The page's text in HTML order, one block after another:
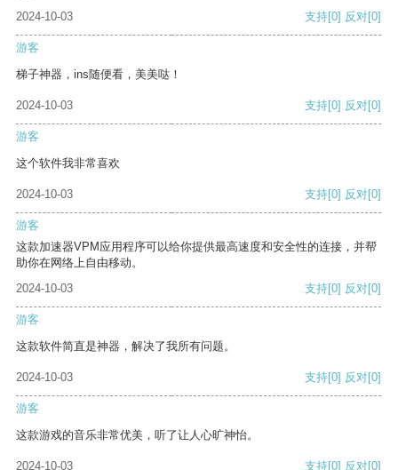
2024-10-03
支持[0] 反对[0]
游客
梯子神器，ins随便看，美美哒！
2024-10-03 支持[0] 反对[0]
游客
这个软件我非常喜欢
2024-10-03 支持[0] 反对[0]
游客
这款加速器VPM应用程序可以给你提供最高速度和安全性的连接，并帮
助你在网络上自由移动。
2024-10-03
支持[0] 反对[0]
游客
这款软件简直是神器，解决了我所有问题。
2024-10-03 支持[0] 反对[0]
游客
这款游戏的音乐非常优美，听了让人心旷神怡。
2024-10-03 支持[0] 反对[0]